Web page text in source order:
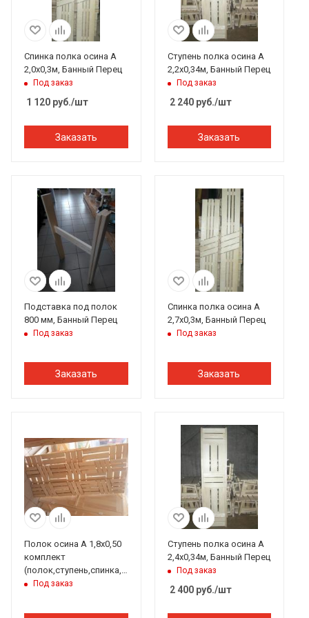
Спинка полка осина А
2,0х0,3м, Банный Перец
Под заказ
1 120 руб./шт
Заказать
Ступень полка осина А
2,2х0,34м, Банный Перец
Под заказ
2 240руб./шт
Заказать
Подставка под полок
800 мм, Банный Перец
Под заказ
Заказать
Спинка полка осина А
2,7х0,3м, Банный Перец
Под заказ
Заказать
Полок осина А 1,8х0,50
комплект
(полок,ступень,спинка,спинка),
ТЛПП
Под заказ
Ступень полка осина А
2,4х0,34м, Банный Перец
Под заказ
2 400руб./шт